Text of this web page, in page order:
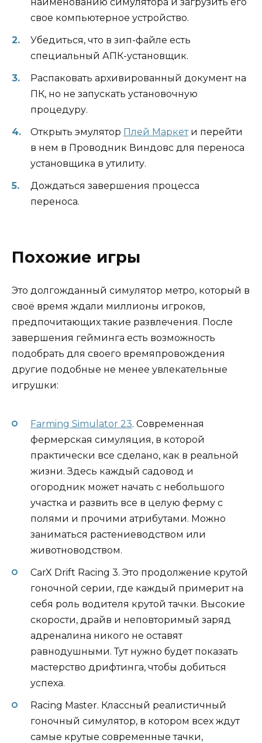
свое компьютерное устройство.
Убедиться, что в зип-файле есть
специальный АПК-установщик.
Распаковать архивированный документ на
ПК, но не запускать установочную
процедуру.
Открыть эмулятор Плей Маркети перейти
в нем в Проводник Виндовс для переноса
установщика в утилиту.
Дождаться завершения процесса
переноса.
Похожие игры
Это долгожданный симулятор метро, который в
своё время ждали миллионы игроков,
предпочитающих такие развлечения. После
завершения гейминга есть возможность
подобрать для своего времяпровождения
другие подобные не менее увлекательные
игрушки:
Farming Simulator 23. Современная
фермерская симуляция, в которой
практически все сделано, как в реальной
жизни. Здесь каждый садовод и
огородник может начать с небольшого
участка и развить все в целую ферму с
полями и прочими атрибутами. Можно
заниматься растениеводством или
животноводством.
CarX Drift Racing 3. Это продолжение крутой
гоночной серии, где каждый примерит на
себя роль водителя крутой тачки. Высокие
скорости, драйв и неповторимый заряд
адреналина никого не оставят
равнодушными. Тут нужно будет показать
мастерство дрифтинга, чтобы добиться
успеха.
Racing Master. Классный реалистичный
гоночный симулятор, в котором всех ждут
самые крутые современные тачки,